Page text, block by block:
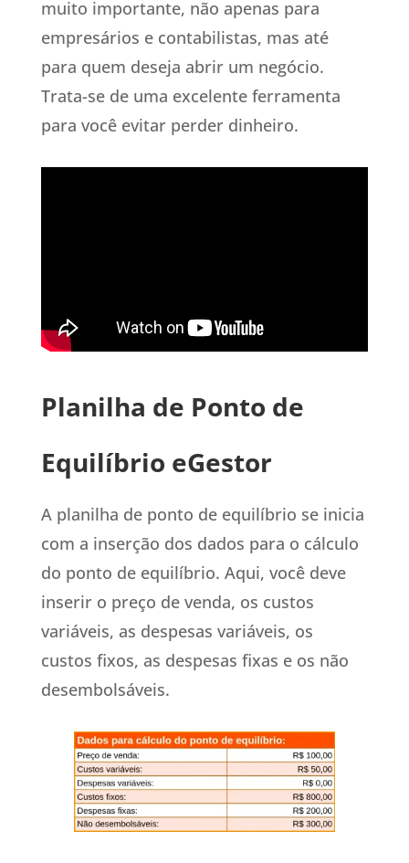
muito importante, não apenas para
empresários e contabilistas, mas até
para quem deseja abrir um negócio.
Trata-se de uma excelente ferramenta
para você evitar perder dinheiro.
Planilha de Ponto de
Equilíbrio eGestor
A planilha de ponto de equilíbrio se inicia
com a inserção dos dados para o cálculo
do ponto de equilíbrio. Aqui, você deve
inserir o preço de venda, os custos
variáveis, as despesas variáveis, os
custos fixos, as despesas fixas e os não
desembolsáveis.